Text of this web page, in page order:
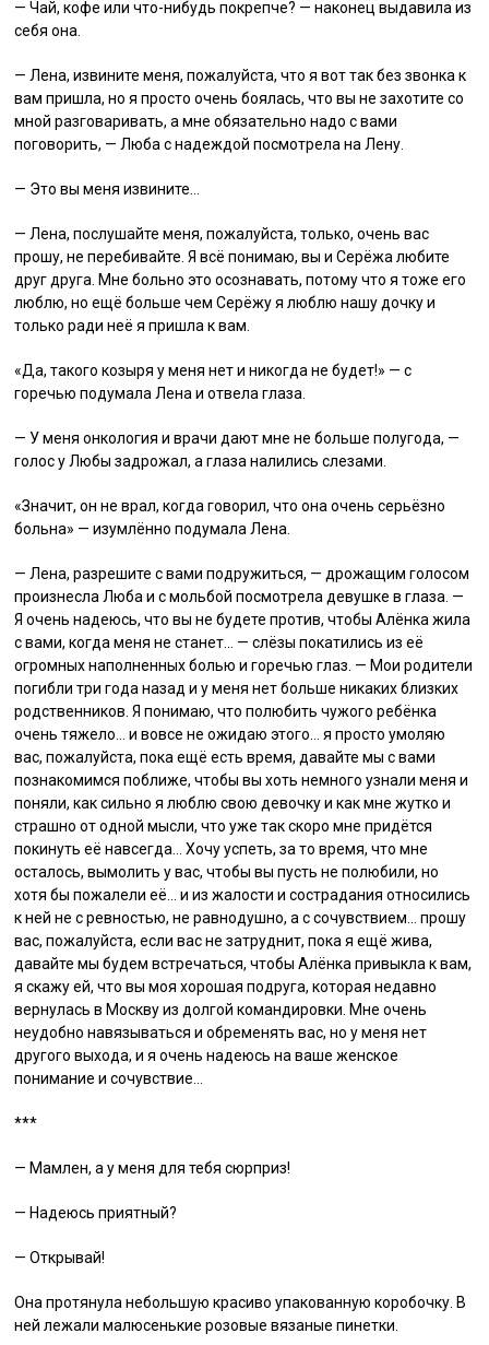
— Чай, кофе или что-нибудь покрепче? — наконец выдавила из
себя она.
— Лена, извините меня, пожалуйста, что я вот так без звонка к
вам пришла, но я просто очень боялась, что вы не захотите со
мной разговаривать, а мне обязательно надо с вами
поговорить, — Люба с надеждой посмотрела на Лену.
— Это вы меня извините…
— Лена, послушайте меня, пожалуйста, только, очень вас
прошу, не перебивайте. Я всё понимаю, вы и Серёжа любите
друг друга. Мне больно это осознавать, потому что я тоже его
люблю, но ещё больше чем Серёжу я люблю нашу дочку и
только ради неё я пришла к вам.
«Да, такого козыря у меня нет и никогда не будет!» — с
горечью подумала Лена и отвела глаза.
— У меня онкология и врачи дают мне не больше полугода, —
голос у Любы задрожал, а глаза налились слезами.
«Значит, он не врал, когда говорил, что она очень серьёзно
больна» — изумлённо подумала Лена.
— Лена, разрешите с вами подружиться, — дрожащим голосом
произнесла Люба и с мольбой посмотрела девушке в глаза. —
Я очень надеюсь, что вы не будете против, чтобы Алёнка жила
с вами, когда меня не станет… — слёзы покатились из её
огромных наполненных болью и горечью глаз. — Мои родители
погибли три года назад и у меня нет больше никаких близких
родственников. Я понимаю, что полюбить чужого ребёнка
очень тяжело… и вовсе не ожидаю этого… я просто умоляю
вас, пожалуйста, пока ещё есть время, давайте мы с вами
познакомимся поближе, чтобы вы хоть немного узнали меня и
поняли, как сильно я люблю свою девочку и как мне жутко и
страшно от одной мысли, что уже так скоро мне придётся
покинуть её навсегда… Хочу успеть, за то время, что мне
осталось, вымолить у вас, чтобы вы пусть не полюбили, но
хотя бы пожалели её… и из жалости и сострадания относились
к ней не с ревностью, не равнодушно, а с сочувствием… прошу
вас, пожалуйста, если вас не затруднит, пока я ещё жива,
давайте мы будем встречаться, чтобы Алёнка привыкла к вам,
я скажу ей, что вы моя хорошая подруга, которая недавно
вернулась в Москву из долгой командировки. Мне очень
неудобно навязываться и обременять вас, но у меня нет
другого выхода, и я очень надеюсь на ваше женское
понимание и сочувствие…
***
— Мамлен, а у меня для тебя сюрприз!
— Надеюсь приятный?
— Открывай!
Она протянула небольшую красиво упакованную коробочку. В
ней лежали малюсенькие розовые вязаные пинетки.